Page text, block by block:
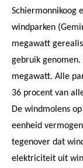
Schiermonnikoog
windparken
megawatt
gebruik
megawatt. Alle
36 procent van
De windmolens
eenheid
tegenover dat
elektriciteit uit